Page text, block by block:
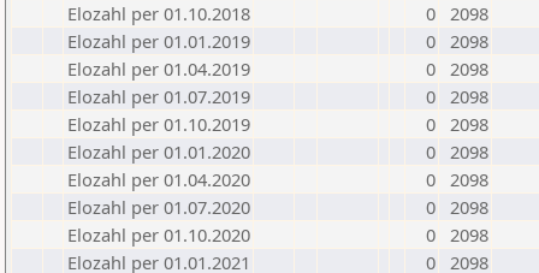
Elozahl per 01.10.2018
0 2098
Elozahl per 01.01.2019
0 2098
Elozahl per 01.04.2019
0 2098
Elozahl per 01.07.2019
0 2098
Elozahl per 01.10.2019
0 2098
Elozahl per 01.01.2020
0 2098
Elozahl per 01.04.2020
0 2098
Elozahl per 01.07.2020
0 2098
Elozahl per 01.10.2020
0 2098
Elozahl per 01.01.2021
0 2098